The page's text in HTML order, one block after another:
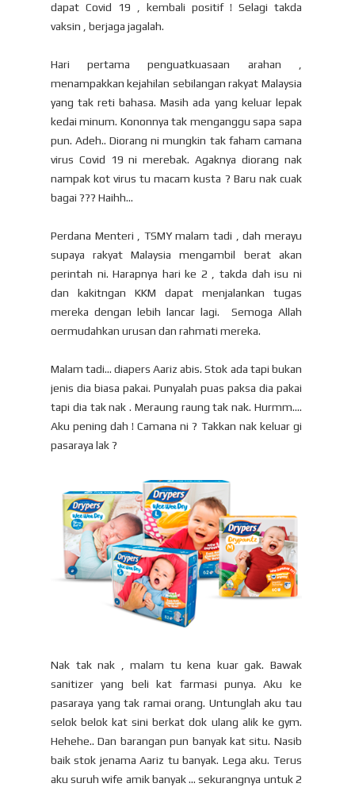
dapat Covid 19 , kembali positif ! Selagi takda
vaksin , berjaga jagalah.
Hari pertama penguatkuasaan arahan ,
menampakkan kejahilan sebilangan rakyat Malaysia
yang tak reti bahasa. Masih ada yang keluar lepak
kedai minum. Kononnya tak menganggu sapa sapa
pun. Adeh.. Diorang ni mungkin tak faham camana
virus Covid 19 ni merebak. Agaknya diorang nak
nampak kot virus tu macam kusta ? Baru nak cuak
bagai ??? Haihh...
Perdana Menteri , TSMY malam tadi , dah merayu
supaya rakyat Malaysia mengambil berat akan
perintah ni. Harapnya hari ke 2 , takda dah isu ni
dan kakitngan KKM dapat menjalankan tugas
mereka dengan lebih lancar lagi. Semoga Allah
oermudahkan urusan dan rahmati mereka.
Malam tadi... diapers Aariz abis. Stok ada tapi bukan
jenis dia biasa pakai. Punyalah puas paksa dia pakai
tapi dia tak nak . Meraung raung tak nak. Hurmm....
Aku pening dah ! Camana ni ? Takkan nak keluar gi
pasaraya lak ?
Nak tak nak , malam tu kena kuar gak. Bawak
sanitizer yang beli kat farmasi punya. Aku ke
pasaraya yang tak ramai orang. Untunglah aku tau
selok belok kat sini berkat dok ulang alik ke gym.
Hehehe.. Dan barangan pun banyak kat situ. Nasib
baik stok jenama Aariz tu banyak. Lega aku. Terus
aku suruh wife amik banyak ... sekurangnya untuk 2